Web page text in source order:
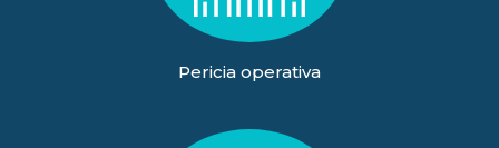
Pericia operativa